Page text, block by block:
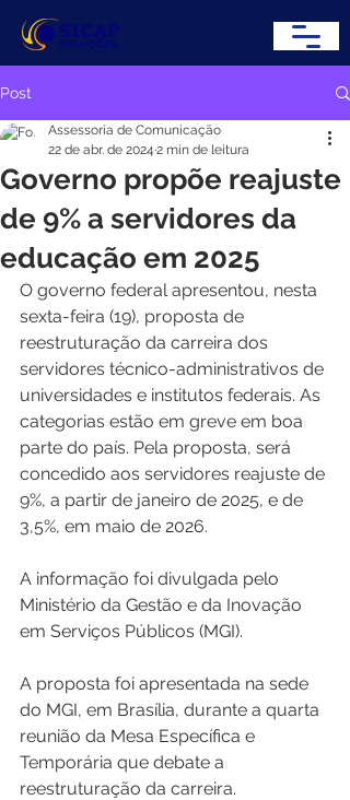
Post
Governo propõe reajuste
de 9% a servidores da
educação em 2025
Assessoria de Comunicação
22 de abr. de 2024 2 min de leitura
O governo federal apresentou, nesta
sexta-feira (19), proposta de
reestruturação da carreira dos
servidores técnico-administrativos de
universidades e institutos federais. As
categorias estão em greve em boa
parte do país. Pela proposta, será
concedido aos servidores reajuste de
9%, a partir de janeiro de 2025, e de
3,5%, em maio de 2026.
A informação foi divulgada pelo
Ministério da Gestão e da Inovação
em Serviços Públicos (MGI).
A proposta foi apresentada na sede
do MGI, em Brasília, durante a quarta
reunião da Mesa Específica e
Temporária que debate a
reestruturação da carreira.